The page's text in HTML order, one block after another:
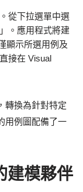
從下拉選單中選
。應用程式將建
顯示所選用例及
接在 Visual
轉換為針對特定
用例圖配備了一
建模夥伴